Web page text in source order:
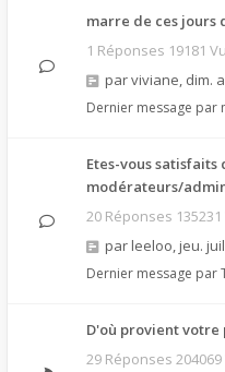
marre de ces jours
1 Réponses 19181
parviviane, dim.
Dernier message par
Etes-vous
modérateurs/
20 Réponses
par leeloo, jeu.
Dernier message par
D'où provient votre
29 Réponses